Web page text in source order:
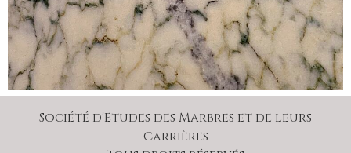
Société d'Etudes des Marbres et de leurs
Carrières